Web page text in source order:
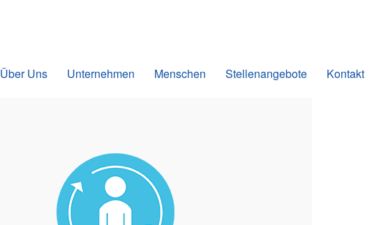
Über Uns Unternehmen Menschen Stellenangebote Kontakt